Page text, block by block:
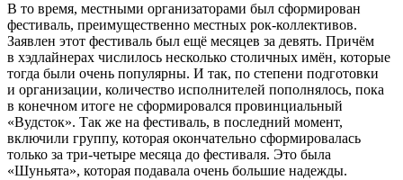
В то время, местными организаторами был сформирован
фестиваль, преимущественно местных рок-коллективов.
Заявлен этот фестиваль был ещё месяцев за девять. Причём
в хэдлайнерах числилось несколько столичных имён, которые
тогда были очень популярны. И так, по степени подготовки
и организации, количество исполнителей пополнялось, пока
в конечном итоге не сформировался провинциальный
«Вудсток». Так же на фестиваль, в последний момент,
включили группу, которая окончательно сформировалась
только за три-четыре месяца до фестиваля. Это была
«Шуньята», которая подавала очень большие надежды.